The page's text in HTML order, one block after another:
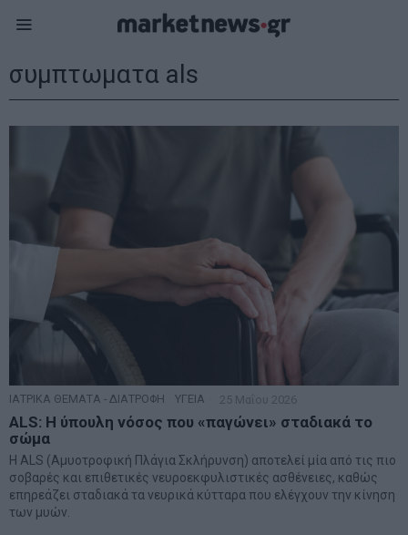
συμπτωματα als
ΙΑΤΡΙΚΑ ΘΕΜΑΤΑ - ΔΙΑΤΡΟΦΗ ΥΓΕΙΑ 25 Μαΐου 2026
ALS: Η ύπουλη νόσος που «παγώνει» σταδιακά το
σώμα
Η ALS (Αμυοτροφική Πλάγια Σκλήρυνση) αποτελεί μία από τις πιο
σοβαρές και επιθετικές νευροεκφυλιστικές ασθένειες, καθώς
επηρεάζει σταδιακά τα νευρικά κύτταρα που ελέγχουν την κίνηση
των μυών.